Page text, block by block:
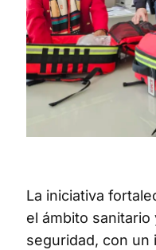
La iniciativa
el ámbito
seguridad, con un